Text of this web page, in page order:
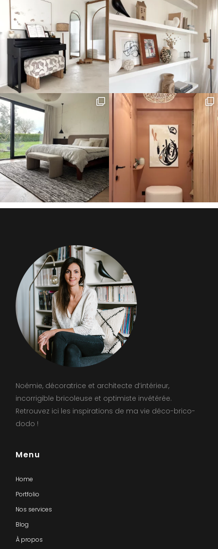
Noémie, décoratrice et architecte d’intérieur,
incorrigible bricoleuse et optimiste invétérée.
Retrouvez ici les inspirations de ma vie déco-brico-
dodo !
Menu
Home
Portfolio
Nos services
Blog
À propos